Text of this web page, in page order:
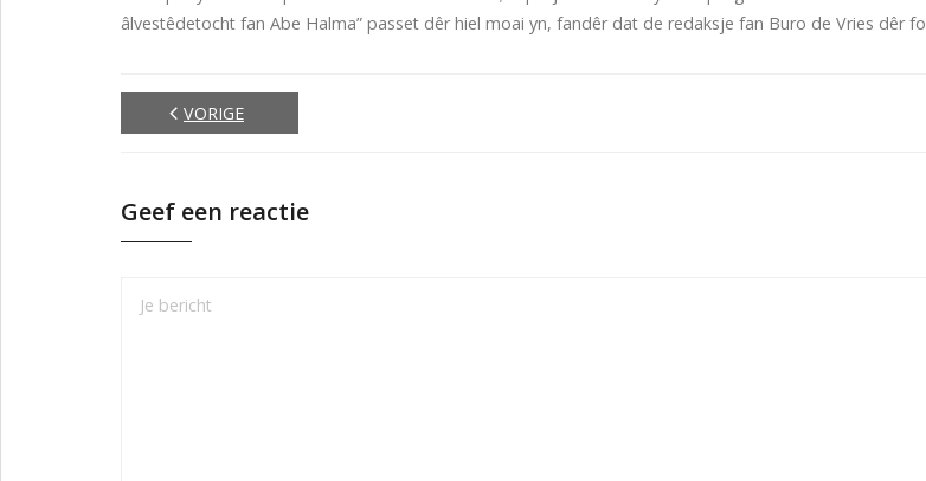
âlvestêdetocht fan Abe Halma” passet dêr hiel moai yn, fandêr dat de redaksje fan Buro de Vries dêr
VORIGE
Geef een reactie